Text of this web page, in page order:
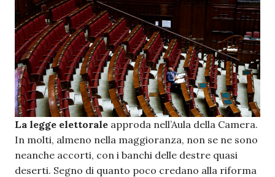
La legge elettorale approda nell’Aula della Camera.
In molti, almeno nella maggioranza, non se ne sono
neanche accorti, con i banchi delle destre quasi
deserti. Segno di quanto poco credano alla riforma